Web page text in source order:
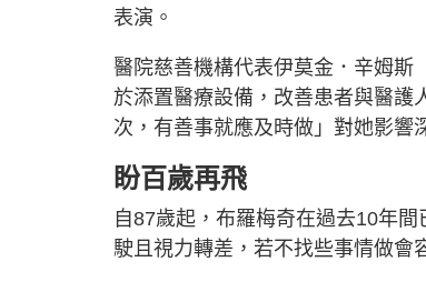
表演。
醫院慈善機構代表伊莫金．辛姆斯
於添置醫療設備，改善患者與醫護
次，有善事就應及時做」對她影響
盼百歲再飛
自87歲起，布羅梅奇在過去10年
駛且視力轉差，若不找些事情做會